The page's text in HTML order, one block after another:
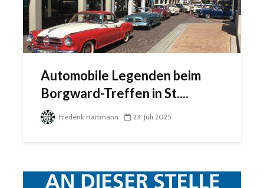
Automobile Legenden beim
Borgward-Treffen in St....
Frederik Hartmann 23. Juli 2025